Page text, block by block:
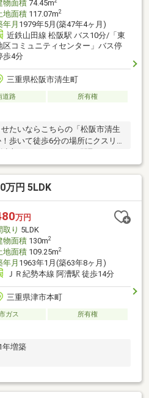
物面積74.45m
地面積117.07m2
年月 1979年5月(築47年4ヶ月)
近鉄山田線 松阪駅 バス10分/「東
区コミュニティセンター」バス停
歩4分
三重県松阪市清生町
道路
所有権
たいならこちらの「松阪市清生
歩いて徒歩6分の場所にクスリの
紹介！すぐに入居できるので、
せください！320万円の価格抑
万円 5LDK
万円
取り 5LDK
物面積130m2
地面積109.25m2
年月1963年1月(築63年8ヶ月)
ＪＲ紀勢本線 阿漕駅 徒歩14分
三重県津市本町
ガス
所有権
年増築